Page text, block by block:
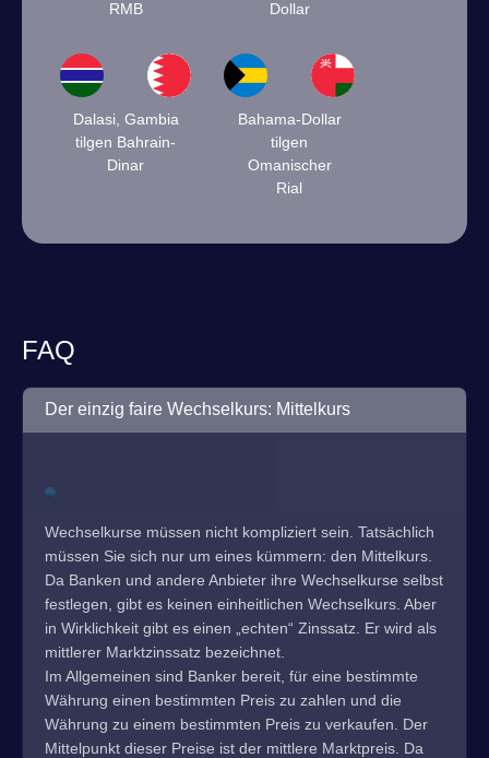
RMB
Dollar
Dalasi, Gambia
tilgen Bahrain-
Dinar
Bahama-Dollar
tilgen
Omanischer
Rial
FAQ
Der einzig faire Wechselkurs: Mittelkurs
Wechselkurse müssen nicht kompliziert sein. Tatsächlich
müssen Sie sich nur um eines kümmern: den Mittelkurs.
Da Banken und andere Anbieter ihre Wechselkurse selbst
festlegen, gibt es keinen einheitlichen Wechselkurs. Aber
in Wirklichkeit gibt es einen „echten“ Zinssatz. Er wird als
mittlerer Marktzinssatz bezeichnet.
Im Allgemeinen sind Banker bereit, für eine bestimmte
Währung einen bestimmten Preis zu zahlen und die
Währung zu einem bestimmten Preis zu verkaufen. Der
Mittelpunkt dieser Preise ist der mittlere Marktpreis. Da